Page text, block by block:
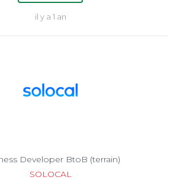
il y a 1 an
Developer BtoB (terrain)
SOLOCAL